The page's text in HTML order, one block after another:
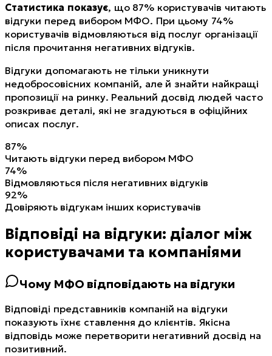
Статистика показує, що 87% користувачів читають
відгуки перед вибором МФО. При цьому 74%
користувачів відмовляються від послуг організації
після прочитання негативних відгуків.
Відгуки допомагають не тільки уникнути
недобросовісних компаній, але й знайти найкращі
пропозиції на ринку. Реальний досвід людей часто
розкриває деталі, які не згадуються в офіційних
описах послуг.
87%
Читають відгуки перед вибором МФО
74%
Відмовляються після негативних відгуків
92%
Довіряють відгукам інших користувачів
Відповіді на відгуки: діалог між
користувачами та компаніями
Чому МФО відповідають на відгуки
Відповіді представників компаній на відгуки
показують їхнє ставлення до клієнтів. Якісна
відповідь може перетворити негативний досвід на
позитивний.